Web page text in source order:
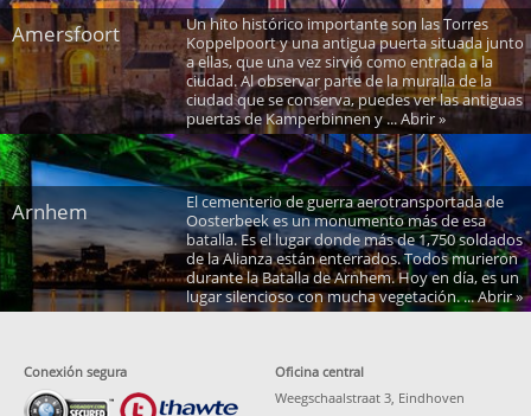
Amersfoort
Un hito histórico importante son las Torres
Koppelpoort y una antigua puerta situada junto
a ellas, que una vez sirvió como entrada a la
ciudad. Al observar parte de la muralla de la
ciudad que se conserva, puedes ver las antiguas
puertas de Kamperbinnen y ... Abrir »
Arnhem
El cementerio de guerra aerotransportada de
Oosterbeek es un monumento más de esa
batalla. Es el lugar donde más de 1,750 soldados
de la Alianza están enterrados. Todos murieron
durante la Batalla de Arnhem. Hoy en día, es un
lugar silencioso con mucha vegetación. ... Abrir »
Conexión segura
Oficina central
Weegschaalstraat 3, Eindhoven